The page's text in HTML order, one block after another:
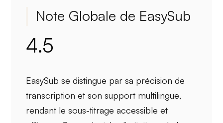
Note Globale de EasySub
4.5
EasySub se distingue par sa précision de
transcription etson support multilingue,
rendant le sous-titrage accessible et